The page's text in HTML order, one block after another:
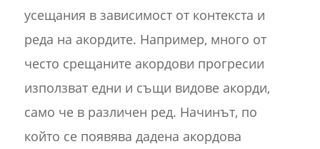
усещания в зависимост от контекста и
реда на акордите. Например, много от
често срещаните акордови прогресии
използват едни и същи видове акорди,
само че в различен ред. Начинът, по
който се появява дадена акордова